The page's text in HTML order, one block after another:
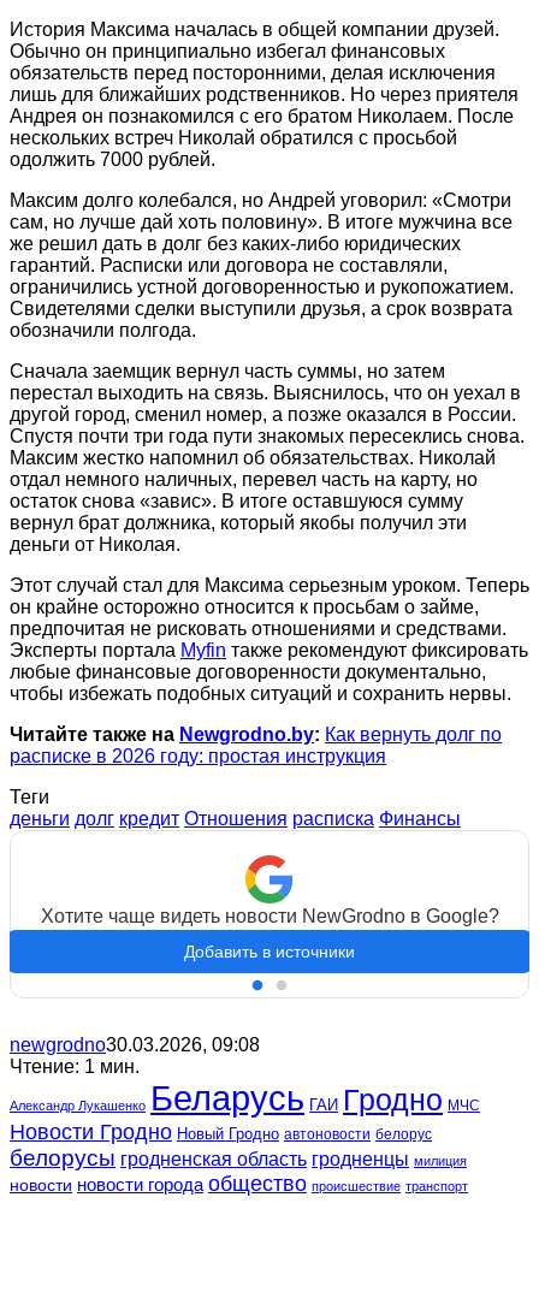
История Максима началась в общей компании друзей.
Обычно он принципиально избегал финансовых
обязательств перед посторонними, делая исключения
лишь для ближайших родственников. Но через приятеля
Андрея он познакомился с его братом Николаем. После
нескольких встреч Николай обратился с просьбой
одолжить 7000 рублей.
Максим долго колебался, но Андрей уговорил: «Смотри
сам, но лучше дай хоть половину». В итоге мужчина все
же решил дать в долг без каких-либо юридических
гарантий. Расписки или договора не составляли,
ограничились устной договоренностью и рукопожатием.
Свидетелями сделки выступили друзья, а срок возврата
обозначили полгода.
Сначала заемщик вернул часть суммы, но затем
перестал выходить на связь. Выяснилось, что он уехал в
другой город, сменил номер, а позже оказался в России.
Спустя почти три года пути знакомых пересеклись снова.
Максим жестко напомнил об обязательствах. Николай
отдал немного наличных, перевел часть на карту, но
остаток снова «завис». В итоге оставшуюся сумму
вернул брат должника, который якобы получил эти
деньги от Николая.
Этот случай стал для Максима серьезным уроком. Теперь
он крайне осторожно относится к просьбам о займе,
предпочитая не рисковать отношениями и средствами.
Эксперты портала Myfin также рекомендуют фиксировать
любые финансовые договоренности документально,
чтобы избежать подобных ситуаций и сохранить нервы.
Читайте также на Newgrodno.by: Как вернуть долг по
расписке в 2026 году: простая инструкция
Теги
деньги долг кредит Отношения расписка Финансы
Хотите чаще видеть новости NewGrodno в Google?
Добавить в источники
newgrodno30.03.2026, 09:08
Чтение: 1 мин.
Александр Лукашенко Беларусь ГАИ Гродно МЧС
Новости Гродно Новый Гродно автоновости белорус
белорусы гродненская область гродненцы милиция
новости новости города общество происшествие транспорт